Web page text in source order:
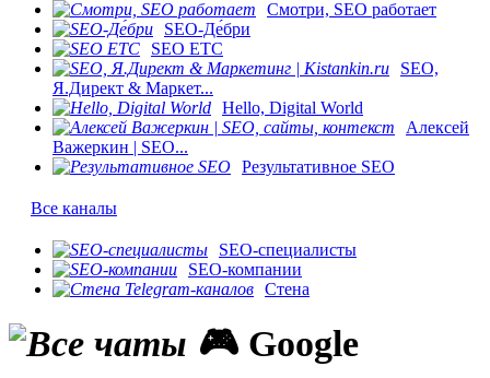
Смотри, SEO работает
SEO-Де́бри
SEO ETC
SEO,
Я.Директ & Маркет...
Hello, Digital World
Алексей
Важеркин | SEO...
Результативное SEO
Все каналы
SEO-специалисты
SEO-компании
Стена
🎮 Google